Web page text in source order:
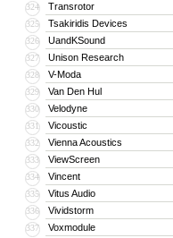
324 Transrotor
325 Tsakiridis Devices
326 UandKSound
327 Unison Research
328 V-Moda
329 Van Den Hul
330 Velodyne
331 Vicoustic
332 Vienna Acoustics
333 ViewScreen
334 Vincent
335 Vitus Audio
336 Vividstorm
337 Voxmodule